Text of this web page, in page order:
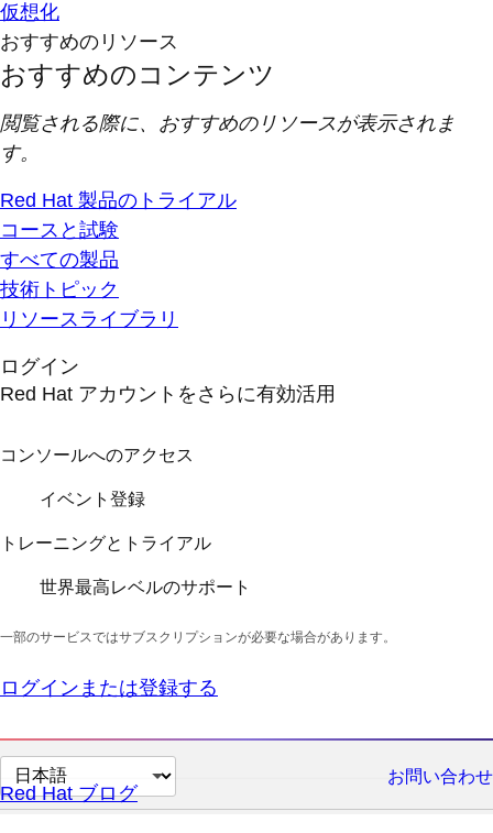
仮想化
おすすめのリソース
おすすめのコンテンツ
閲覧される際に、おすすめのリソースが表示されま
す。
Red Hat 製品のトライアル
コースと試験
すべての製品
技術トピック
リソースライブラリ
ログイン
Red Hat アカウントをさらに有効活用
コンソールへのアクセス
イベント登録
トレーニングとトライアル
世界最高レベルのサポート
一部のサービスではサブスクリプションが必要な場合があります。
ログインまたは登録する
ペ
ー
お問い合わせ
Red Hat ブログ